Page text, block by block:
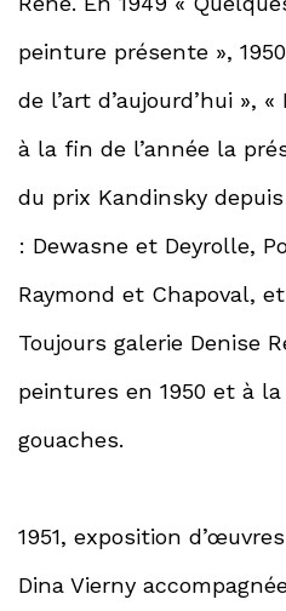
peinture présente »,
de l’art d’aujourd’hui »,
à la fin de l’année la
du prix Kandinsky
: Dewasne et Deyrolle,
Raymond et Chapoval,
Toujours galerie Denise
peintures en 1950 et à la
gouaches.
1951, exposition
Dina Vierny